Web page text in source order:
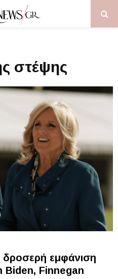
στέψης
δροσερή εμφάνιση
Biden, Finnegan